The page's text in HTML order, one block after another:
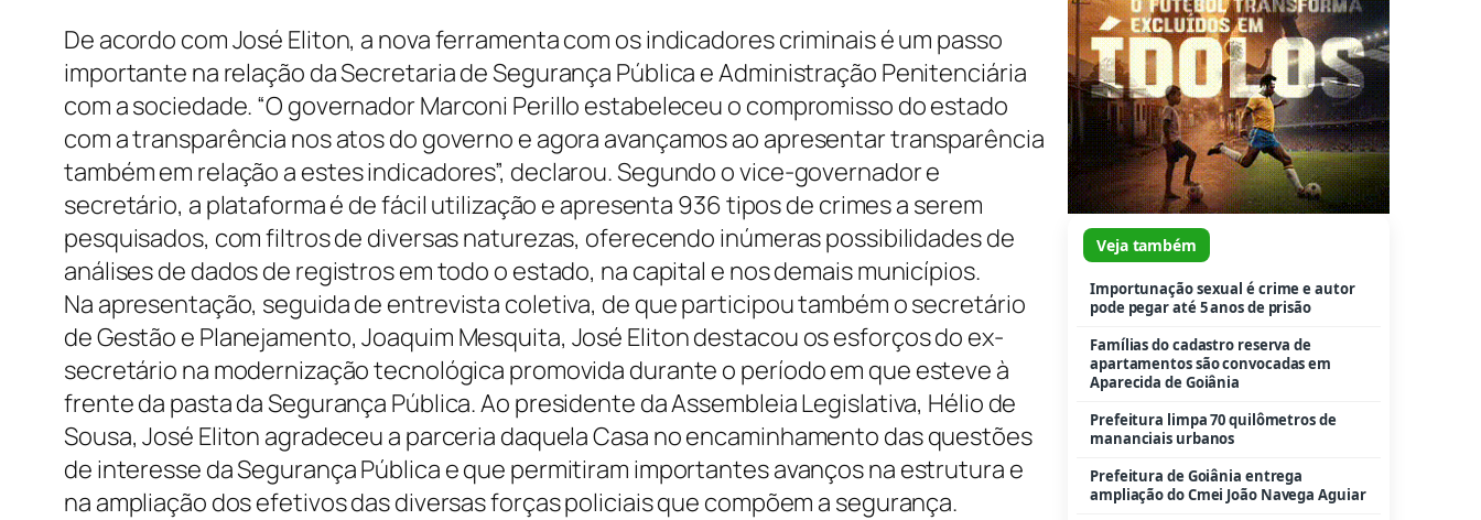
De acordo com José Eliton, a nova ferramenta com os indicadores criminais é um passo
importante na relação da Secretaria de Segurança Pública e Administração Penitenciária
com a sociedade. “O governador Marconi Perillo estabeleceu o compromisso do estado
com a transparência nos atos do governo e agora avançamos ao apresentar transparência
também em relação a estes indicadores”, declarou. Segundo o vice-governador e
secretário, a plataforma é de fácil utilização e apresenta 936 tipos de crimes a serem
pesquisados, com filtros de diversas naturezas, oferecendo inúmeras possibilidades de
análises de dados de registros em todo o estado, na capital e nos demais municípios.
Na apresentação, seguida de entrevista coletiva, de que participou também o secretário
de Gestão e Planejamento, Joaquim Mesquita, José Eliton destacou os esforços do ex-
secretário na modernização tecnológica promovida durante o período em que esteve à
frente da pasta da Segurança Pública. Ao presidente da Assembleia Legislativa, Hélio de
Sousa, José Eliton agradeceu a parceria daquela Casa no encaminhamento das questões
de interesse da Segurança Pública e que permitiram importantes avanços na estrutura e
na ampliação dos efetivos das diversas forças policiais que compõem a segurança.
Veja também
Importunação sexual é crime e autor
pode pegar até 5 anos de prisão
Famílias do cadastro reserva de
apartamentos são convocadas em
Aparecida de Goiânia
Prefeitura limpa 70 quilômetros de
mananciais urbanos
Prefeitura de Goiânia entrega
ampliação do Cmei João Navega Aguiar